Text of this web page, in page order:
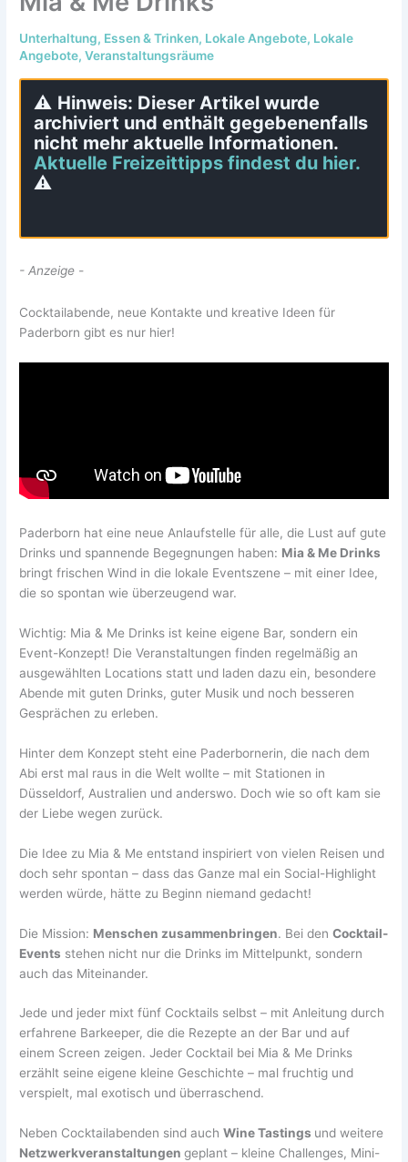
Unterhaltung, Essen & Trinken, Lokale Angebote, Lokale
Angebote,Veranstaltungsräume
⚠️ Hinweis: Dieser Artikel wurde
archiviert und enthält gegebenenfalls
nicht mehr aktuelle Informationen.
Aktuelle Freizeittipps findest du hier.
⚠️
- Anzeige -
Cocktailabende, neue Kontakte und kreative Ideen für
Paderborn gibt es nur hier!
Paderborn hat eine neue Anlaufstelle für alle, die Lust auf gute
Drinks und spannende Begegnungen haben: Mia & Me Drinks
bringt frischen Wind in die lokale Eventszene – mit einer Idee,
die so spontan wie überzeugend war.
Wichtig: Mia & Me Drinks ist keine eigene Bar, sondern ein
Event-Konzept! Die Veranstaltungen finden regelmäßig an
ausgewählten Locations statt und laden dazu ein, besondere
Abende mit guten Drinks, guter Musik und noch besseren
Gesprächen zu erleben.
Hinter dem Konzept steht eine Paderbornerin, die nach dem
Abi erst mal raus in die Welt wollte – mit Stationen in
Düsseldorf, Australien und anderswo. Doch wie so oft kam sie
der Liebe wegen zurück.
Die Idee zu Mia & Me entstand inspiriert von vielen Reisen und
doch sehr spontan – dass das Ganze mal ein Social-Highlight
werden würde, hätte zu Beginn niemand gedacht!
Die Mission: Menschen zusammenbringen. Bei denCocktail-
Events stehen nicht nur die Drinks im Mittelpunkt, sondern
auch das Miteinander.
Jede und jeder mixt fünf Cocktails selbst – mit Anleitung durch
erfahrene Barkeeper, die die Rezepte an der Bar und auf
einem Screen zeigen. Jeder Cocktail bei Mia & Me Drinks
erzählt seine eigene kleine Geschichte – mal fruchtig und
verspielt, mal exotisch und überraschend.
Neben Cocktailabenden sind auchWine Tastings und weitere
Netzwerkveranstaltungengeplant – kleine Challenges, Mini-